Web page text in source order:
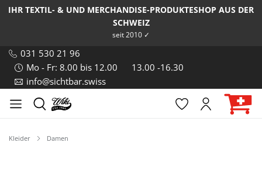
IHR TEXTIL- & UND MERCHANDISE-PRODUKTESHOP AUS DER
SCHWEIZ
seit 2010 ✓
031 530 21 96
Mo - Fr: 8.00 bis 12.00
13.00 -16.30
info@sichtbar.swiss
Kleider Damen